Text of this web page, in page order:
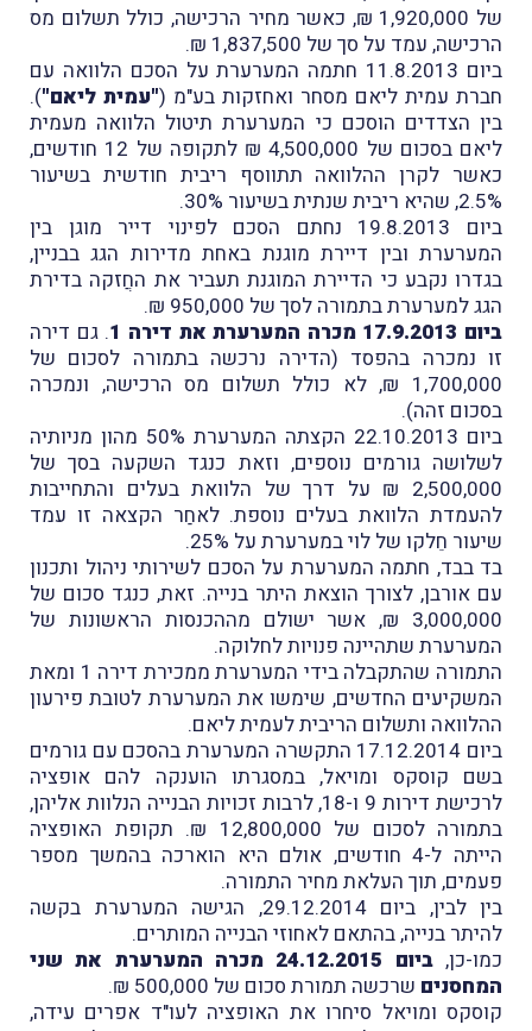
של 1,920,000 ₪, כאשר מחיר הרכישה, כולל תשלום מס
הרכישה, עמד על סך של 1,837,500 ₪.
ביום 11.8.2013 חתמה המערערת על הסכם הלוואה עם
חברת עמית ליאם מסחר ואחזקות בע"מ ("עמית ליאם").
בין הצדדים הוסכם כי המערערת תיטול הלוואה מעמית
ליאם בסכום של 4,500,000 ₪ לתקופה של 12 חודשים,
כאשר לקרן ההלוואה תתווסף ריבית חודשית בשיעור
2.5%, שהיא ריבית שנתית בשיעור 30%.
ביום 19.8.2013 נחתם הסכם לפינוי דייר מוגן בין
המערערת ובין דיירת מוגנת באחת מדירות הגג בבניין,
בגדרו נקבע כי הדיירת המוגנת תעביר את החֲזקה בדירת
הגג למערערת בתמורה לסך של 950,000 ₪.
ביום 17.9.2013 מכרה המערערת את דירה 1
. גם דירה
זו נמכרה בהפסד (הדירה נרכשה בתמורה לסכום של
1,700,000 ₪, לא כולל תשלום מס הרכישה, ונמכרה
בסכום זהה).
ביום 22.10.2013 הקצתה המערערת 50% מהון מניותיה
לשלושה גורמים נוספים, וזאת כנגד השקעה בסך של
2,500,000 ₪ על דרך של הלוואת בעלים והתחייבות
להעמדת הלוואת בעלים נוספת. לאחַר הקצאה זו עמד
שיעור חֵלקו של לוי במערערת על 25%.
בד בבד, חתמה המערערת על הסכם לשירותי ניהול ותכנון
עם אורבן, לצורך הוצאת היתר בנייה. זאת, כנגד סכום של
3,000,000 ₪, אשר ישולם מההכנסות הראשונות של
המערערת שתהיינה פנויות לחלוקה.
התמורה שהתקבלה בידי המערערת ממכירת דירה 1 ומאת
המשקיעים החדשים, שימשו את המערערת לטובת פירעון
ההלוואה ותשלום הריבית לעמית ליאם.
ביום 17.12.2014 התקשרה המערערת בהסכם עם גורמים
בשם קוסקס ומויאל, במסגרתו הוענקה להם אופציה
לרכישת דירות 9 ו-18, לרבות זכויות הבנייה הנלוות אליהן,
בתמורה לסכום של 12,800,000 ₪. תקופת האופציה
הייתה ל-4 חודשים, אולם היא הוארכה בהמשך מספר
פעמים, תוך העלאת מחיר התמורה.
בין לבין, ביום 29.12.2014, הגישה המערערת בקשה
להיתר בנייה, בהתאם לאחוזי הבנייה המותרים.
כמו-כן,
ביום 24.12.2015 מכרה המערערת את שני
המחסנים שרכשה תמורת סכום של 500,000 ₪.
קוסקס ומויאל סיחרו את האופציה לעו"ד אפרים עידה,